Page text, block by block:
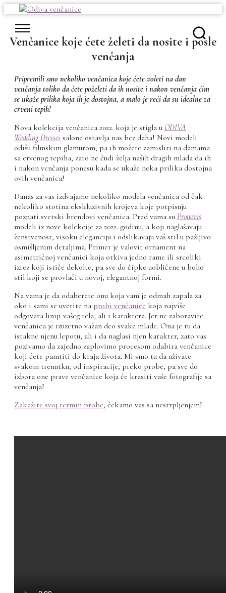
content
Venčanice koje ćete želeti da nosite i posle
venčanja
Pripremili smo nekoliko venčanica koje ćete voleti na dan
venčanja toliko da ćete poželeti da ih nosite i nakon venčanja ćim
se ukaže prilika koja ih je dostojna, a malo je reći da su idealne za
crveni tepih!
Nova kolekcija venčanica 2022. koja je stigla u ODIVA
Wedding Dresses salone ostavlja nas bez daha! Novi modeli
odišu filmskim glamurom, pa ih možete zamisliti na damama
sa crvenog tepiha, zato ne čudi želja naših dragih mlada da ih
i nakon venčanja ponesu kada se ukaže neka prilika dostojna
ovih venčanica!
Danas za vas izdvajamo nekoliko modela venčanica od čak
nekoliko stotina ekskluzivnih krojeva koje potpisuju
poznati svetski brendovi venčanica. Pred vama su Pronovis
modeli iz nove kolekcije za 2022. godinu, a koji naglašavaju
ženstvenost, visoku eleganciju i odslikavaju vaš stil u pažljivo
osmišljenim detaljima. Primer je valovit ornament na
asimetričnoj venčanici koja otkiva jedno rame ili srcoliki
izrez koji ističe dekolte, pa sve do čipke uobličene u boho
stil koji se provlači u novoj, elegantnoj formi.
Na vama je da odaberete onu koja vam je odmah zapala za
oko i sami se uverite na probi venčanice koja najviše
odgovara liniji vašeg tela, ali i karaktera. Jer ne zaboravite –
venčanica je izuzetno važan deo svake mlade. Ona je tu da
istakne njenu lepotu, ali i da naglasi njen karakter, zato vas
pozivamo da zajedno zaplovimo procesom odabira venčanice
koji ćete pamtiti do kraja života. Mi smo tu da uživate
svakom trenutku, od inspiracije, preko probe, pa sve do
izbora one prave venčanice koja će krasiti vaše fotografije sa
venčanja!
Zakažite svoj termin probe, čekamo vas sa nestrpljenjem!